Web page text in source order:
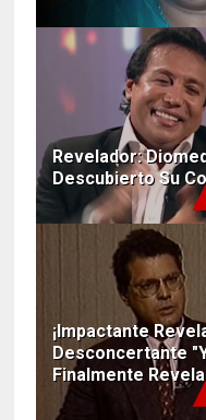
Revelador:
Descubierto Su
¡Impactante
Desconcertante
Finalmente